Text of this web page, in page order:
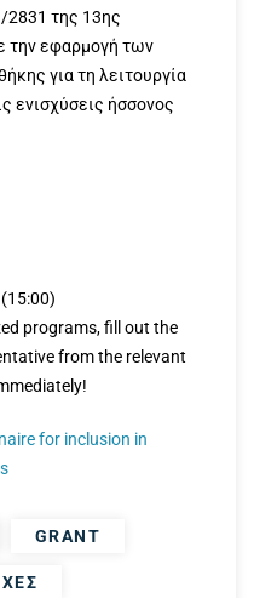
2831 της 13ης
την εφαρμογή των
για τη λειτουργία
ενισχύσεις ήσσονος
programs, fill out the
from the relevant
for inclusion in
GRANT